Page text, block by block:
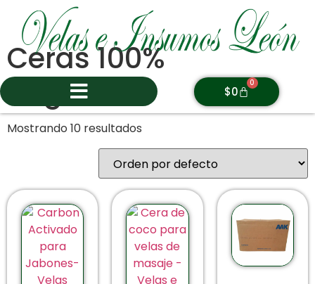
$0
0
Ceras 100%
Vegetales
Mostrando 10 resultados